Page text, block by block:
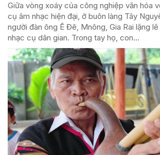
Giữa vòng xoáy của công nghiệp văn hóa
cụ âm nhạc hiện đại, ở buôn làng Tây
người đàn ông Ê Đê, Mnông, Gia Rai lặng
nhạc cụ dân gian. Trong tay họ, con...